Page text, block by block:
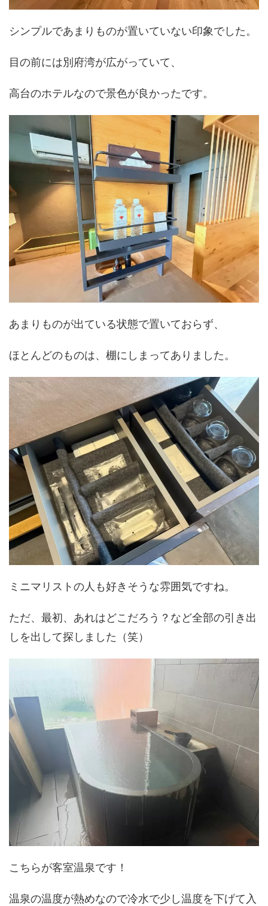
シンプルであまりものが置いていない印象でした。
目の前には別府湾が広がっていて、
高台のホテルなので景色が良かったです。
あまりものが出ている状態で置いておらず、
ほとんどのものは、棚にしまってありました。
ミニマリストの人も好きそうな雰囲気ですね。
ただ、最初、あれはどこだろう？など全部の引き出
しを出して探しました（笑）
こちらが客室温泉です！
温泉の温度が熱めなので冷水で少し温度を下げて入